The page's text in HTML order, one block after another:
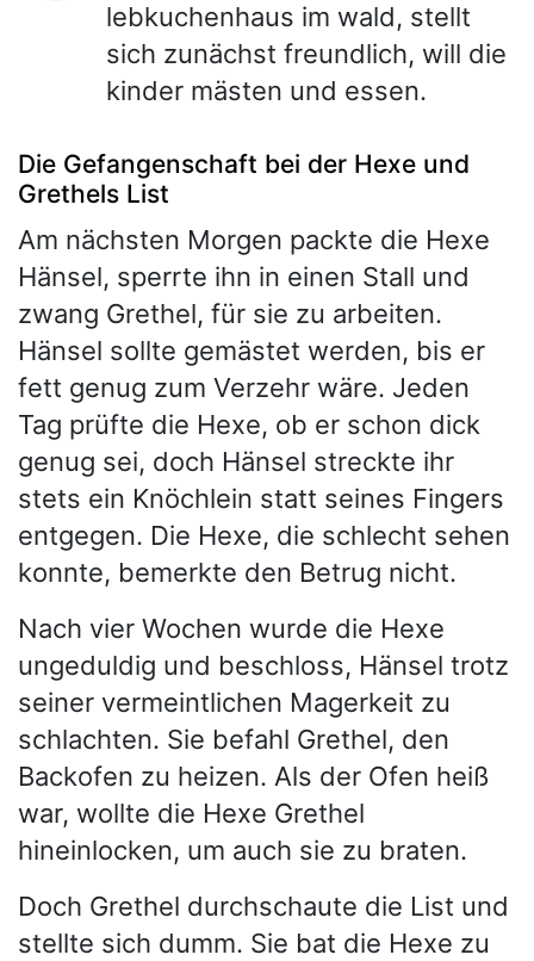
lebkuchenhaus im wald, stellt
sich zunächst freundlich, will die
kinder mästen und essen.
Die Gefangenschaft bei der Hexe und
Grethels List
Am nächsten Morgen packte die Hexe
Hänsel, sperrte ihn in einen Stall und
zwang Grethel, für sie zu arbeiten.
Hänsel sollte gemästet werden, bis er
fett genug zum Verzehr wäre. Jeden
Tag prüfte die Hexe, ob er schon dick
genug sei, doch Hänsel streckte ihr
stets ein Knöchlein statt seines Fingers
entgegen. Die Hexe, die schlecht sehen
konnte, bemerkte den Betrug nicht.
Nach vier Wochen wurde die Hexe
ungeduldig und beschloss, Hänsel trotz
seiner vermeintlichen Magerkeit zu
schlachten. Sie befahl Grethel, den
Backofen zu heizen. Als der Ofen heiß
war, wollte die Hexe Grethel
hineinlocken, um auch sie zu braten.
Doch Grethel durchschaute die List und
stellte sich dumm. Sie bat die Hexe zu